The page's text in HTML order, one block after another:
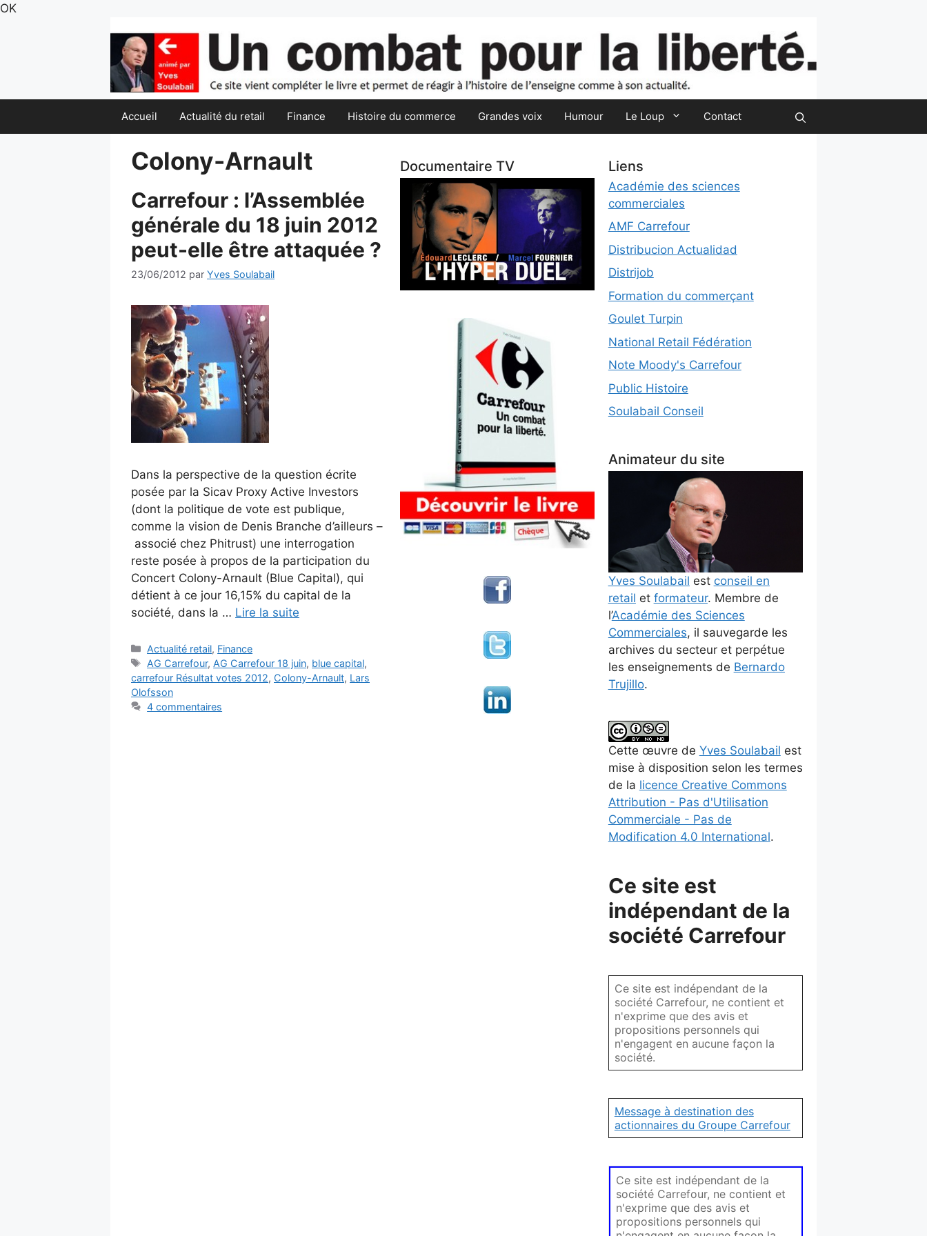
OKAller
Accueil Actualité du retail Finance Histoire du commerce Grandes voix Humour Le Loup Contact
Colony-Arnault
Carrefour : l’Assemblée
générale du 18 juin 2012
peut-elle être attaquée ?
23/06/2012 par Yves Soulabail
Dans la perspective de la question écrite
posée par la Sicav Proxy Active Investors
(dont la politique de vote est publique,
comme la vision de Denis Branche d’ailleurs –
associé chez Phitrust) une interrogation
reste posée à propos de la participation du
Concert Colony-Arnault (Blue Capital), qui
détient à ce jour 16,15% du capital de la
société, dans la … Lire la suite
Catégories
Actualité retail, Finance
Étiquettes
AG Carrefour, AG Carrefour 18 juin, blue capital,
carrefour Résultat votes 2012, Colony-Arnault, Lars
Olofsson
4 commentaires
Documentaire TV Liens
Académie des sciences
commerciales
AMF Carrefour
Distribucion Actualidad
Distrijob
Formation du commerçant
Goulet Turpin
National Retail Fédération
Note Moody's Carrefour
Public Histoire
Soulabail Conseil
Animateur du site
Yves Soulabail est conseil en
retail et formateur. Membre de
l’Académie des Sciences
Commerciales, il sauvegarde les
archives du secteur et perpétue
les enseignements de Bernardo
Trujillo.
Cette œuvre de Yves Soulabail est
mise à disposition selon les termes
de la licence Creative Commons
Attribution - Pas d'Utilisation
Commerciale - Pas de
Modification 4.0 International.
Ce site est
indépendant de la
société Carrefour
Ce site est indépendant de la
société Carrefour, ne contient et
n'exprime que des avis et
propositions personnels qui
n'engagent en aucune façon la
société.
Message à destination des
actionnaires du Groupe Carrefour
Ce site est indépendant de la
société Carrefour, ne contient et
n'exprime que des avis et
propositions personnels qui